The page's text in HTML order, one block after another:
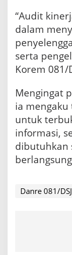
“Audit
dalam
serta
Korem 081/
Mengingat
ia
untuk
informasi,
dibutuhkan
Danre 081/